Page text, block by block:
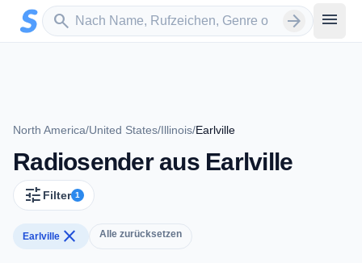
Zum Hauptinhalt springen
search
Sender suchen arrow_forward menu
North America/United States/Illinois/Earlville
Radiosender aus Earlville
tune Filter 1
Earlville close Alle zurücksetzen